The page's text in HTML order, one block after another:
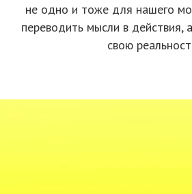
не одно и тоже для нашего
переводить мысли в действия,
свою